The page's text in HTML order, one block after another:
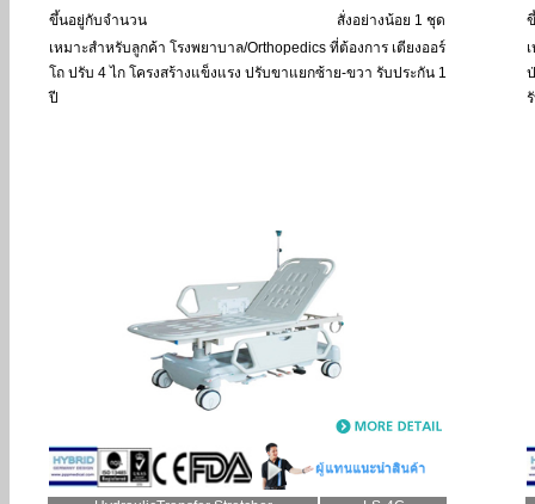
ขึ้นอยู่กับจำนวน
สั่งอย่างน้อย 1 ชุด
เหมาะสำหรับลูกค้า โรงพยาบาล/Orthopedics ที่ต้องการ เตียงออร์
โถ ปรับ 4 ไก โครงสร้างแข็งแรง ปรับขาแยกซ้าย-ขวา รับประกัน 1
ปี